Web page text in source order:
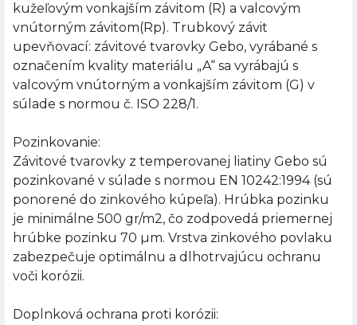
kužeľovým vonkajším závitom (R) a valcovým
vnútorným závitom(Rp). Trubkový závit
upevňovací: závitové tvarovky Gebo, vyrábané s
označením kvality materiálu „A“ sa vyrábajú s
valcovým vnútorným a vonkajším závitom (G) v
súlade s normou č. ISO 228/1.
Pozinkovanie:
Závitové tvarovky z temperovanej liatiny Gebo sú
pozinkované v súlade s normou EN 10242:1994 (sú
ponorené do zinkového kúpeľa). Hrúbka pozinku
je minimálne 500 gr/m2, čo zodpovedá priemernej
hrúbke pozinku 70 µm. Vrstva zinkového povlaku
zabezpečuje optimálnu a dlhotrvajúcu ochranu
voči korózii.
Doplnková ochrana proti korózii: